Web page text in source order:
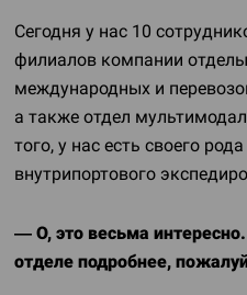
Сегодня у нас 10
филиалов компании
международных и
а также отдел
того, у нас есть своего
внутрипортового
— О, это весьма
отделе подробнее,